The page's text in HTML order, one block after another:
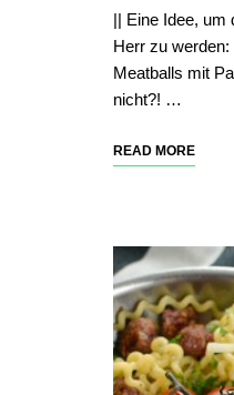
|| Eine Idee, um
Herr zu
Meatballs mit
nicht?! …
READ MORE